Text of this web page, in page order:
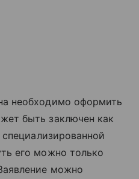
необходимо оформить
быть заключен как
его можно только
можно